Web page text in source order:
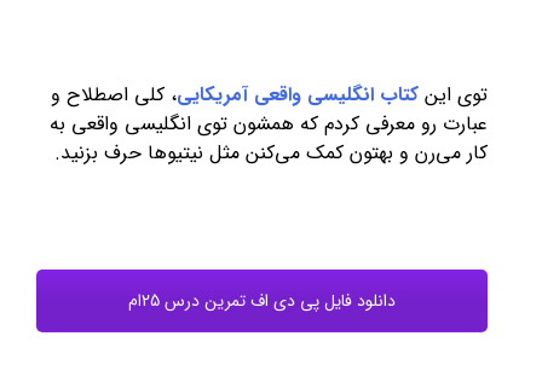
توی این کتاب انگلیسی واقعی آمریکایی، کلی اصطلاح و
عبارت رو معرفی کردم که همشون توی انگلیسی واقعی به
کار می‌رن و بهتون کمک می‌کنن مثل نیتیوها حرف بزنید.
دانلود فایل پی دی اف تمرین درس 25ام